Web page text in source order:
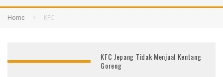
Home KFC
KFC Jepang Tidak Menjual Kentang
Goreng